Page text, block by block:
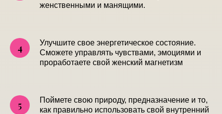
женственными и манящими.
Улучшите свое энергетическое состояние.
Сможете управлять чувствами, эмоциями и
проработаете свой женский магнетизм
Поймете свою природу, предназначение и то,
как правильно использовать свой внутренний